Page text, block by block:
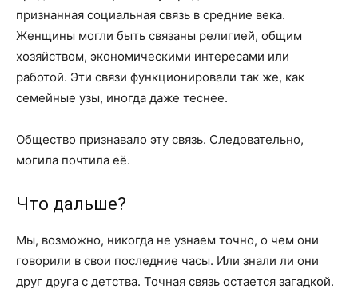
признанная социальная связь в средние века.
Женщины могли быть связаны религией, общим
хозяйством, экономическими интересами или
работой. Эти связи функционировали так же, как
семейные узы, иногда даже теснее.
Общество признавало эту связь. Следовательно,
могила почтила её.
Что дальше?
Мы, возможно, никогда не узнаем точно, о чем они
говорили в свои последние часы. Или знали ли они
друг друга с детства. Точная связь остается загадкой.